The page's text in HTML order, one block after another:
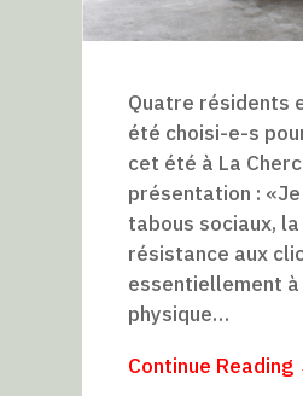
Quatre résidents
été choisi-e-s
cet été à La
présentation :
tabous sociaux,
résistance aux
essentiellement
physique…
Continue Reading